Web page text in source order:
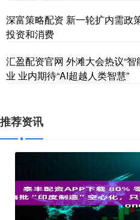
深富策略配资 新一轮扩内需政
投资和消费
汇盈配资官网 外滩大会热议“
业 业内期待“AI超越人类智慧”
推荐资讯